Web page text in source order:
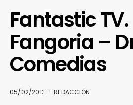
Fantastic TV.
Fangoria –
Comedias
05/02/2013 REDACCIÓN